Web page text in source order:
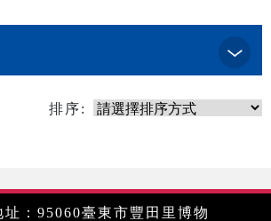
排序:
址：95060臺東市豐田里博物